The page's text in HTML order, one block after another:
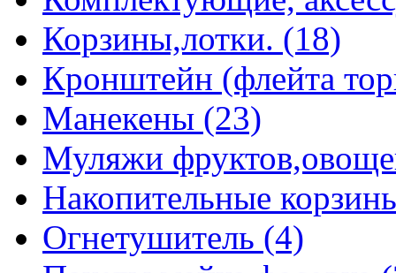
Корзины,лотки. (18)
Кронштейн (флейта
Манекены (23)
Муляжи
Накопительные
Огнетушитель (4)